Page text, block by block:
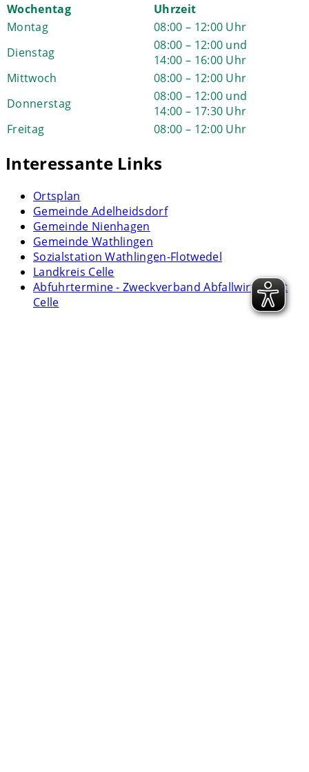
Wochentag
Uhrzeit
Montag
08:00 – 12:00 Uhr
Dienstag
08:00 – 12:00 und
14:00 – 16:00 Uhr
Mittwoch
08:00 – 12:00 Uhr
Donnerstag
08:00 – 12:00 und
14:00 – 17:30 Uhr
Freitag
08:00 – 12:00 Uhr
Interessante Links
Ortsplan
Gemeinde Adelheidsdorf
Gemeinde Nienhagen
Gemeinde Wathlingen
Sozialstation Wathlingen-Flotwedel
Landkreis Celle
Abfuhrtermine - Zweckverband Abfallwirtschaft
Celle